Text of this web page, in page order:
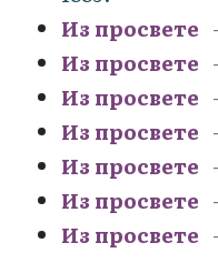
Из просвете
Из просвете
Из просвете
Из просвете
Из просвете
Из просвете
Из просвете